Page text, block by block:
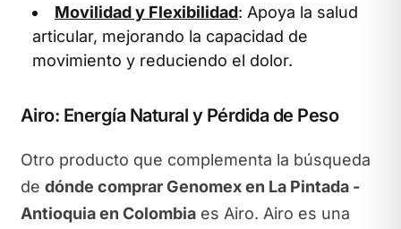
Movilidad y Flexibilidad: Apoya la salud
articular, mejorando la capacidad de
movimiento y reduciendo el dolor.
Airo: Energía Natural y Pérdida de Peso
Otro producto que complementa la búsqueda
de dónde comprar Genomex en La Pintada -
Antioquia en Colombiaes Airo. Airo es una